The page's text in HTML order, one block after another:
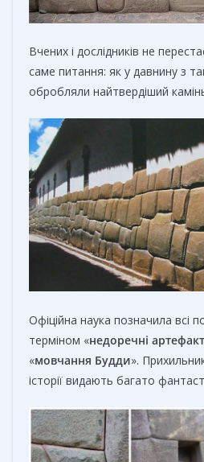
Вчених і дослідників не
саме питання: як у давнину з
обробляли найтвердіший
Офіційна наука позначила всі
терміном «недоречні
«мовчання Будди».
історії видають багато